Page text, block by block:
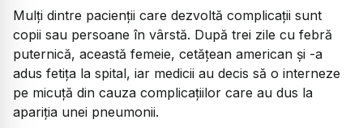
Mulți dintre pacienții care dezvoltă complicații sunt
copii sau persoane în vârstă. După trei zile cu febră
puternică, această femeie, cetățean american și -a
adus fetița la spital, iar medicii au decis să o interneze
pe micuță din cauza complicațiilor care au dus la
apariția unei pneumonii.